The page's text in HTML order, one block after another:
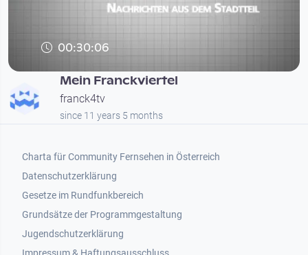
00:30:06
Mein Franckviertel
franck4tv
since 11 years 5 months
Footer 1
Charta für Community Fernsehen in Österreich
Datenschutzerklärung
Gesetze im Rundfunkbereich
Grundsätze der Programmgestaltung
Jugendschutzerklärung